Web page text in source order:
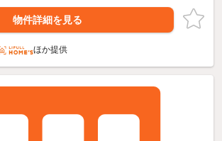
物件詳細を見る
ほか提供